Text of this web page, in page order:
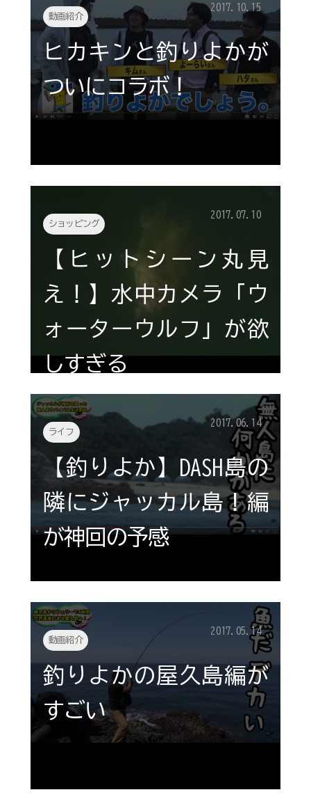
動画紹介
2017.10.15
ヒカキンと釣りよかが
ついにコラボ！
ショッピング
2017.07.10
【ヒットシーン丸見
え！】水中カメラ「ウ
ォーターウルフ」が欲
しすぎる
ライフ
2017.06.14
【釣りよか】DASH島の
隣にジャッカル島！編
が神回の予感
動画紹介
2017.05.14
釣りよかの屋久島編が
すごい